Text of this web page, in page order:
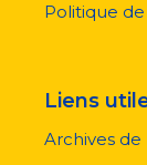
Politique
Liens
Archives